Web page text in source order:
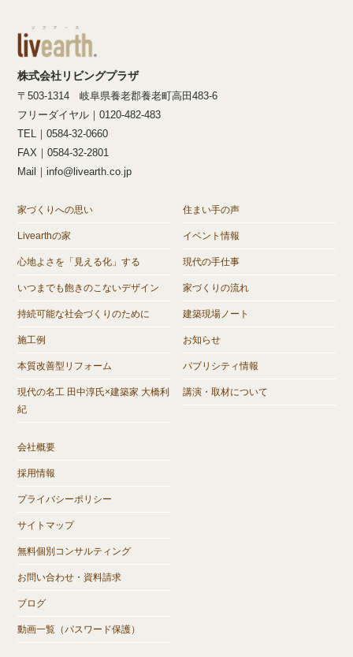
株式会社リビングプラザ
〒503-1314 岐阜県養老郡養老町高田483-6
フリーダイヤル｜0120-482-483
TEL｜0584-32-0660
FAX｜0584-32-2801
Mail｜info@livearth.co.jp
家づくりへの思い
Livearthの家
心地よさを「見える化」する
いつまでも飽きのこないデザイン
持続可能な社会づくりのために
施工例
本質改善型リフォーム
現代の名工 田中淳氏×建築家 大橋利
紀
住まい手の声
イベント情報
現代の手仕事
家づくりの流れ
建築現場ノート
お知らせ
パブリシティ情報
講演・取材について
会社概要
採用情報
プライバシーポリシー
サイトマップ
無料個別コンサルティング
お問い合わせ・資料請求
ブログ
動画一覧（パスワード保護）